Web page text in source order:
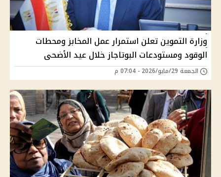
وزارة التموين تعلن استمرار عمل المخابز ومحطات
الوقود ومستودعات البوتاجاز خلال عيد الأضحى
الجمعة 29/مايو/2026 - 07:04 م